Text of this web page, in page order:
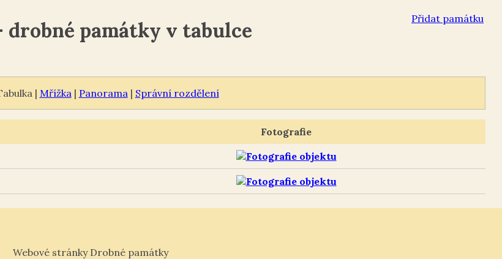
Přidat památku
památky v tabulce
| Mřížka | Panorama | Správní rozdělení
Fotografie
Webové stránky Drobné památky